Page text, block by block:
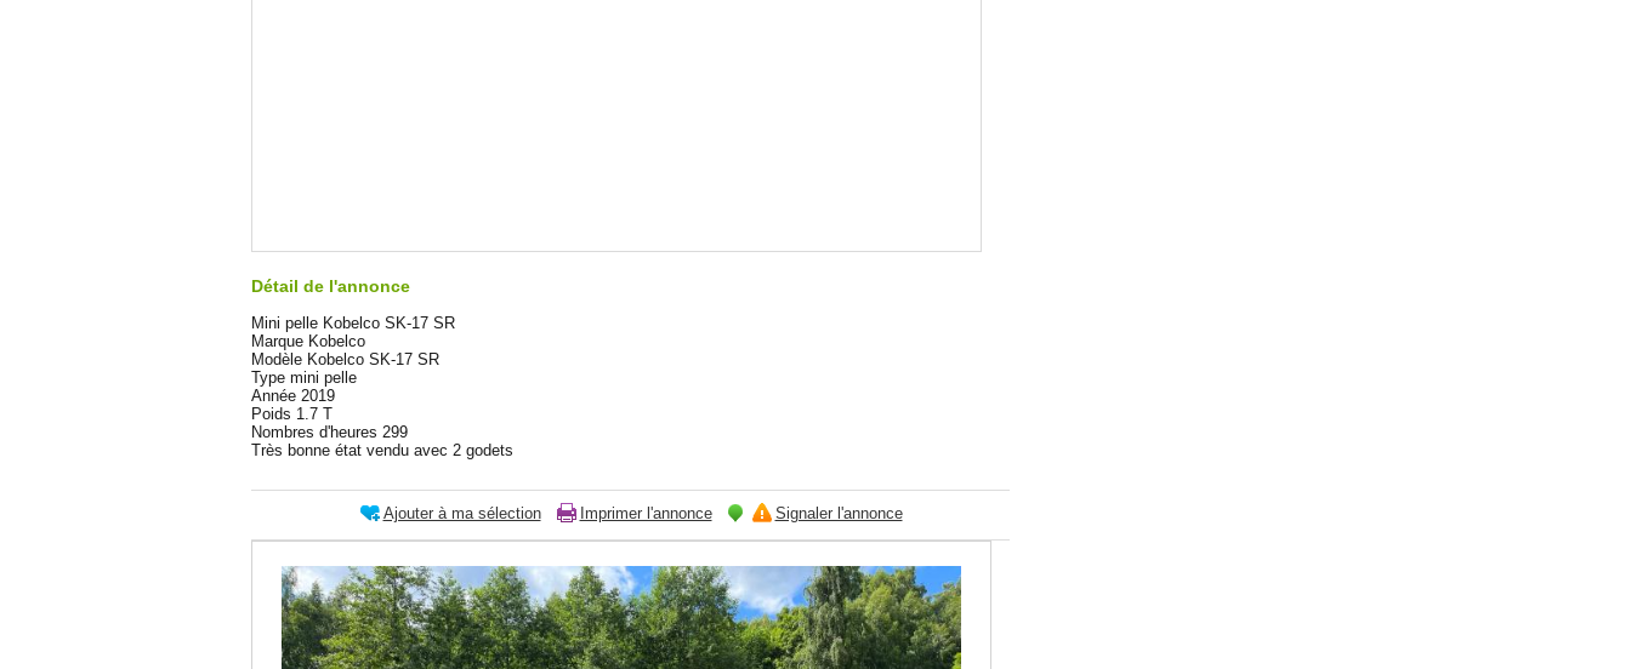
Détail de l'annonce
Mini pelle Kobelco SK-17 SR
Marque Kobelco
Modèle Kobelco SK-17 SR
Type mini pelle
Année 2019
Poids 1.7 T
Nombres d'heures 299
Très bonne état vendu avec 2 godets
Ajouter à ma sélection Imprimer l'annonce Signaler l'annonce